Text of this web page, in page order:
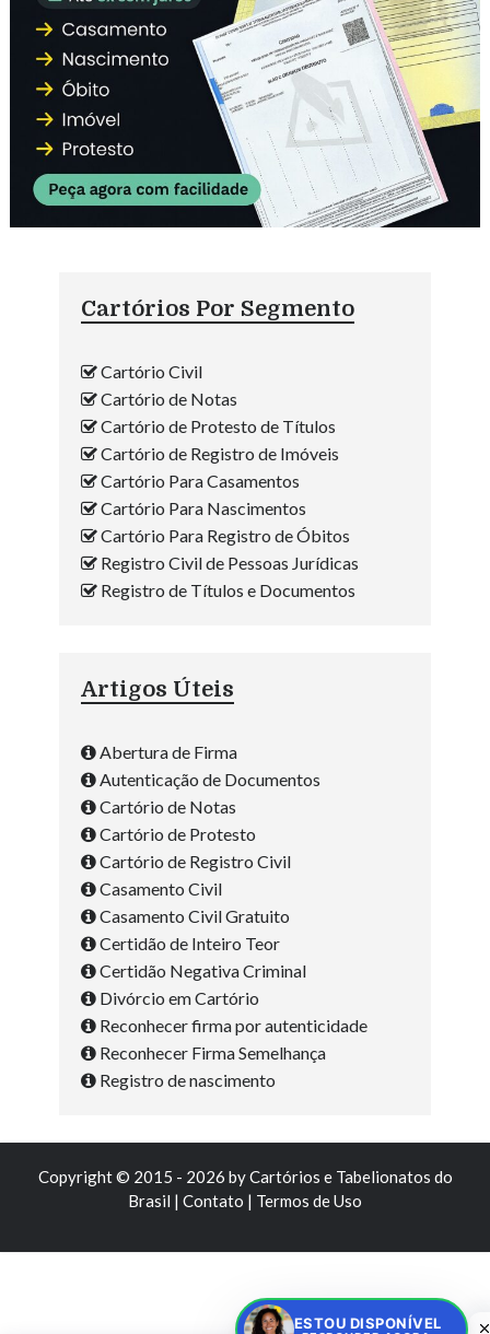
Cartórios Por Segmento
Cartório Civil
Cartório de Notas
Cartório de Protesto de Títulos
Cartório de Registro de Imóveis
Cartório Para Casamentos
Cartório Para Nascimentos
Cartório Para Registro de Óbitos
Registro Civil de Pessoas Jurídicas
Registro de Títulos e Documentos
Artigos Úteis
Abertura de Firma
Autenticação de Documentos
Cartório de Notas
Cartório de Protesto
Cartório de Registro Civil
Casamento Civil
Casamento Civil Gratuito
Certidão de Inteiro Teor
Certidão Negativa Criminal
Divórcio em Cartório
Reconhecer firma por autenticidade
Reconhecer Firma Semelhança
Registro de nascimento
Copyright © 2015 - 2026 byCartórios e Tabelionatos do
Brasil | Contato | Termos de Uso
ESTOU DISPONÍVEL